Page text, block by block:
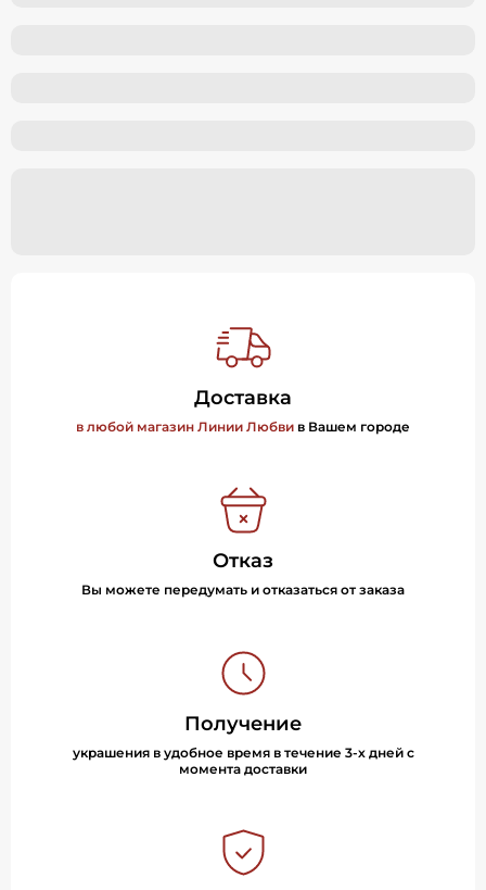
Доставка
в любой магазин Линии Любви в Вашем городе
Отказ
Вы можете передумать и отказаться от заказа
Получение
украшения в удобное время в течение 3-х дней с
момента доставки